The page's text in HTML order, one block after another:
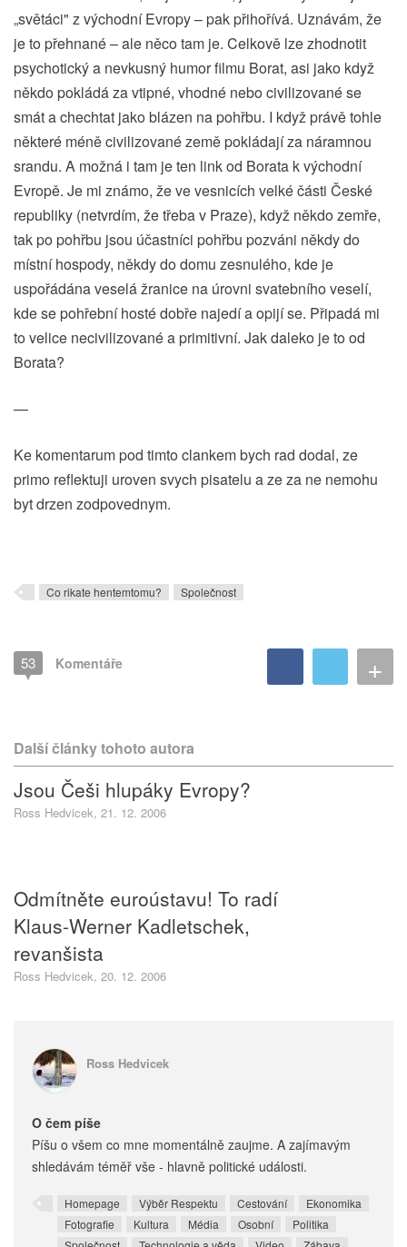
„světáci" z východní Evropy – pak přihořívá. Uznávám, že
je to přehnané – ale něco tam je. Celkově lze zhodnotit
psychotický a nevkusný humor filmu Borat, asi jako když
někdo pokládá za vtipné, vhodné nebo civilizované se
smát a chechtat jako blázen na pohřbu. I když právě tohle
některé méně civilizované země pokládají za náramnou
srandu. A možná i tam je ten link od Borata k východní
Evropě. Je mi známo, že ve vesnicích velké části České
republiky (netvrdím, že třeba v Praze), když někdo zemře,
tak po pohřbu jsou účastníci pohřbu pozváni někdy do
místní hospody, někdy do domu zesnulého, kde je
uspořádána veselá žranice na úrovni svatebního veselí,
kde se pohřební hosté dobře najedí a opijí se. Připadá mi
to velice necivilizované a primitivní. Jak daleko je to od
Borata?
—
Ke komentarum pod timto clankem bych rad dodal, ze
primo reflektuji uroven svych pisatelu a ze za ne nemohu
byt drzen zodpovednym.
Co rikate hentemtomu? Společnost
53 Komentáře +
Další články tohoto autora
Jsou Češi hlupáky Evropy?
Ross Hedvicek, 21. 12. 2006
Odmítněte euroústavu! To radí
Klaus-Werner Kadletschek,
revanšista
Ross Hedvicek, 20. 12. 2006
Ross Hedvicek
O čem píše
Píšu o všem co mne momentálně zaujme. A zajímavým
shledávám téměř vše - hlavně politické události.
Homepage Výběr Respektu Cestování
Ekonomika
Fotografie
Kultura Média Osobní
Politika